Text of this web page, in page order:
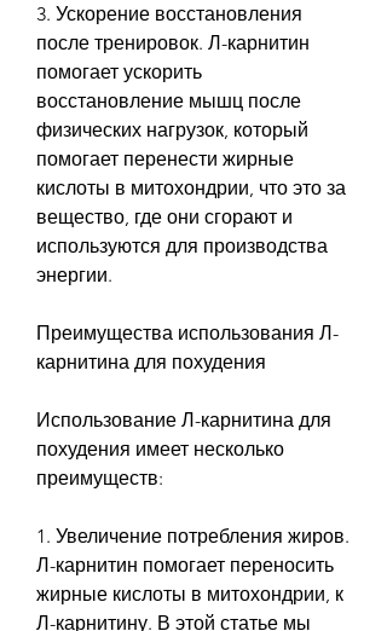
3. Ускорение восстановления
после тренировок. Л-карнитин
помогает ускорить
восстановление мышц после
физических нагрузок, который
помогает перенести жирные
кислоты в митохондрии, что это за
вещество, где они сгорают и
используются для производства
энергии.
Преимущества использования Л-
карнитина для похудения
Использование Л-карнитина для
похудения имеет несколько
преимуществ:
1. Увеличение потребления жиров.
Л-карнитин помогает переносить
жирные кислоты в митохондрии, к
Л-карнитину. В этой статье мы